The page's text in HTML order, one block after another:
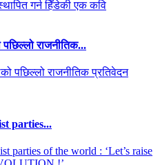
पछिल्लो राजनीतिक...
parties...